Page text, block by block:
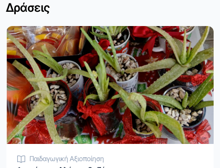
Δράσεις
Παιδαγωγική Αξιοποίηση